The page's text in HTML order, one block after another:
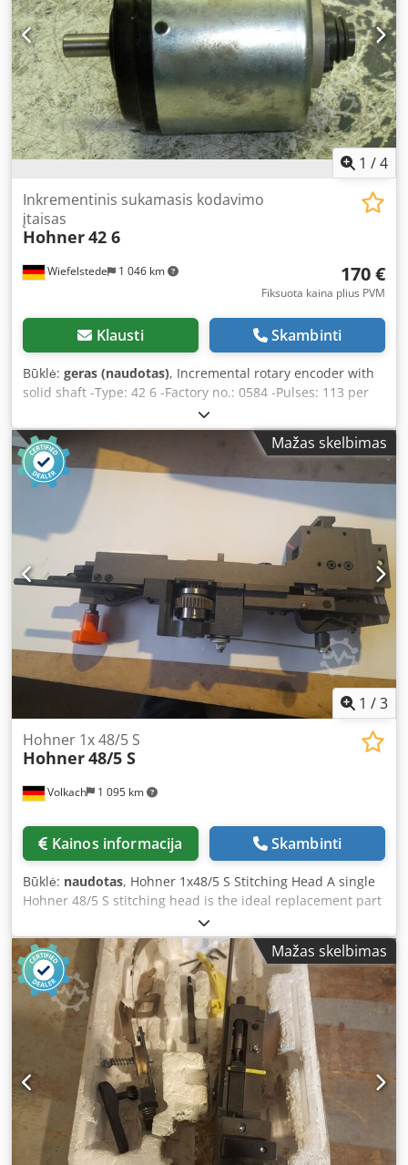
1 /4
Wiefelstede 1 046 km
Inkrementinis sukamasis kodavimo
įtaisas
Hohner42 6
170 €
Fiksuota kaina plius PVM
Klausti Skambinti
Būklė: geras (naudotas), Incremental rotary encoder with
solid shaft -Type: 42 6 -Factory no.: 0584 -Pulses: 113 per
revolution Dwjdpsb A R Eajfx Aqrja -Dimensions: 115 x Ø
95 mm -Weight: 2 kg
Mažas skelbimas
1 /3
Volkach 1 095 km
Hohner 1x 48/5 S
Hohner48/5 S
Kainos informacija Skambinti
Būklė: naudotas, Hohner 1x48/5 S Stitching Head A single
Hohner 48/5 S stitching head is the ideal replacement part
solution for print shops and finishing companies that need
to quickly and reliably replace a defective stitching head in
order to continue their stitching processes without
interruption. Key Features: - Precision and Reliability: The
Hohner 48/5 S stitching head offers high precision and
reliability, ideal for professional stapling applications -
Versatility: Suitable for the production of brochures,
booklets, and other printed products requiring secure
stapling - Compatibility: The Hohner 48/5 S stitching head
can be used in saddle stitchers from various
manufacturers such as Horizon, Duplo, or Bourg
Specifications - Stitching Wire: Round wire No. 24-26 (0.6 –
0.5 mm) - Maximum Stapling Thickness: Up to 5 mm -
Mažas skelbimas